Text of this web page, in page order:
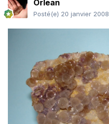
Orlean
Posté(e) 20 janvier 2008